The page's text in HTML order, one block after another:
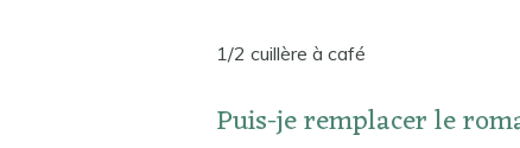
1/2 cuillère à café
Puis-je remplacer le